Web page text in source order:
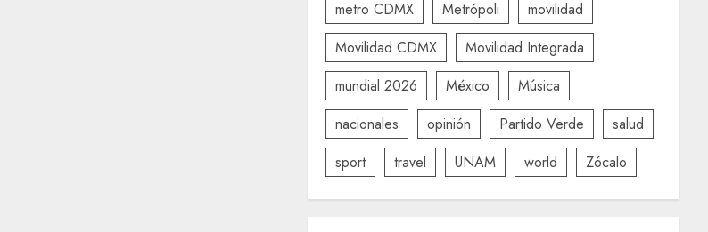
metro CDMX
Metrópoli
movilidad
Movilidad CDMX
Movilidad Integrada
mundial 2026
México
Música
nacionales
opinión Partido Verde
salud
sport
travel UNAM world Zócalo